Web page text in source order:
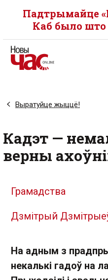
Падтрымайце
Каб было
Выратуйце жыццё!
Кадэт —
верны
Грамадства
Дзмітрый
На адным з
некалькі гадоў на